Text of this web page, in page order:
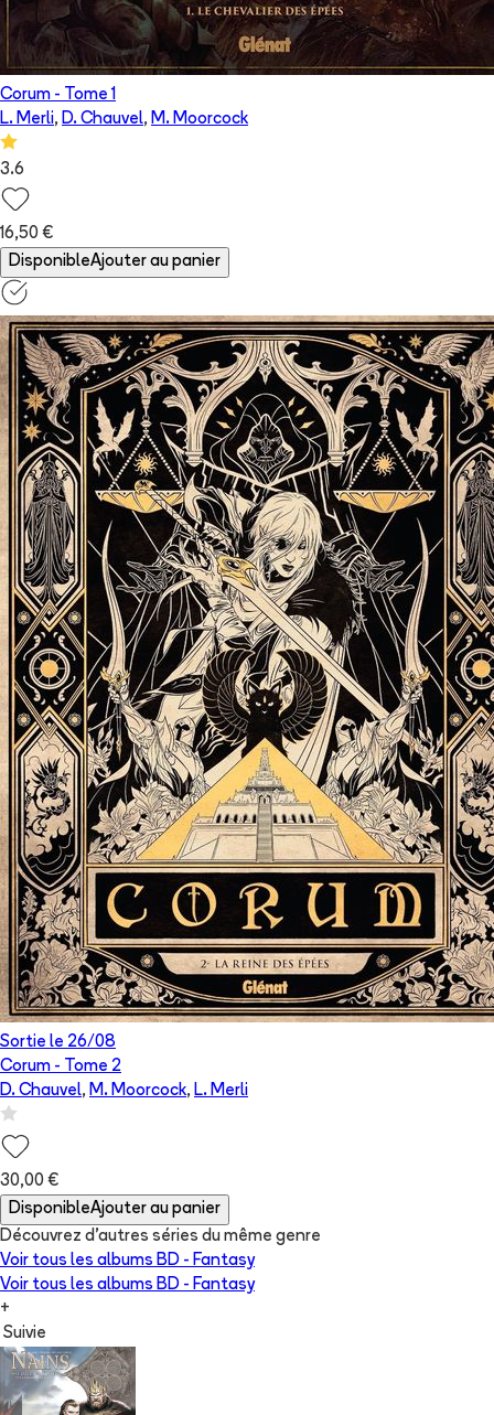
Corum - Tome 1
L. Merli, D. Chauvel, M. Moorcock
3.6
16,50 €
DisponibleAjouter au panier
Sortie le 26/08
Corum - Tome 2
D. Chauvel, M. Moorcock, L. Merli
30,00 €
DisponibleAjouter au panier
Découvrez d'autres séries du même genre
Voir tous les albums BD - Fantasy
Voir tous les albums BD - Fantasy
+
Suivie